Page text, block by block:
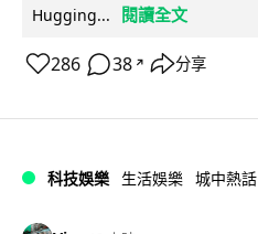
Hugging...
閱讀全文
286 38 ↗ 分享
科技娛樂 生活娛樂 城中熱話